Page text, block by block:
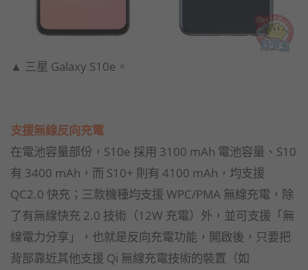
▲ 三星 Galaxy S10e。
支援無線反向充電
在電池容量部份，S10e 採用 3100 mAh 電池容量、S10
有 3400 mAh，而 S10+ 則有 4100 mAh，均支援
QC2.0 快充；三款機種均支援 WPC/PMA 無線充電，除
了有無線快充 2.0 技術（12W 充電）外，並可支援「無
線電力分享」，也就是反向充電功能，開啟後，只要把
背部靠近其他支援 Qi 無線充電技術的裝置（如